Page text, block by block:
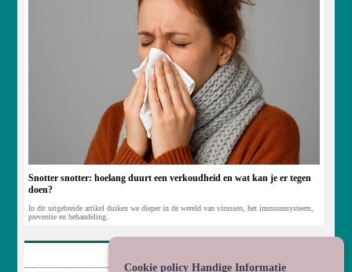
Snotter snotter: hoelang duurt een verkoudheid en wat kan je er tegen
doen?
In dit uitgebreide artikel duiken we dieper in de wereld van virussen, het immuunsysteem,
preventie en behandeling.
Cookie policy Handige Informatie